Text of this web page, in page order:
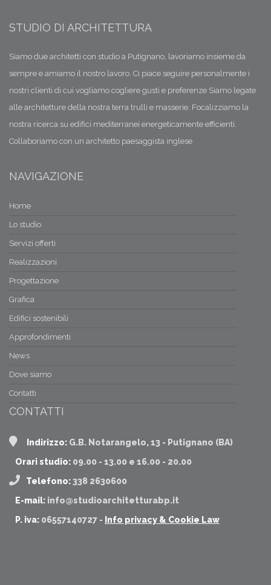
STUDIO DI ARCHITETTURA
Siamo due architetti con studio a Putignano, lavoriamo insieme da
sempre e amiamo il nostro lavoro. Ci piace seguire personalmente i
nostri clienti di cui vogliamo cogliere gusti e preferenze Siamo legate
alle architetture della nostra terra trulli e masserie. Focalizziamo la
nostra ricerca su edifici mediterranei energeticamente efficienti.
Collaboriamo con un architetto paesaggista inglese
NAVIGAZIONE
Home
Lo studio
Servizi offerti
Realizzazioni
Progettazione
Grafica
Edifici sostenibili
Approfondimenti
News
Dove siamo
Contatti
CONTATTI
Indirizzo: G.B. Notarangelo, 13 - Putignano (BA)
Orari studio: 09.00 - 13.00 e 16.00 - 20.00
Telefono:338 2630600
E-mail: info@studioarchitetturabp.it
P. iva: 06557140727 - Info privacy & Cookie Law